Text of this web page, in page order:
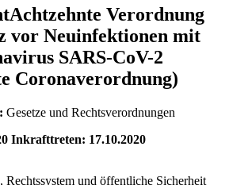
Achtzehnte Verordnung
vor Neuinfektionen mit
SARS-CoV-2
Coronaverordnung)
Gesetze und Rechtsverordnungen
Inkrafttreten: 17.10.2020